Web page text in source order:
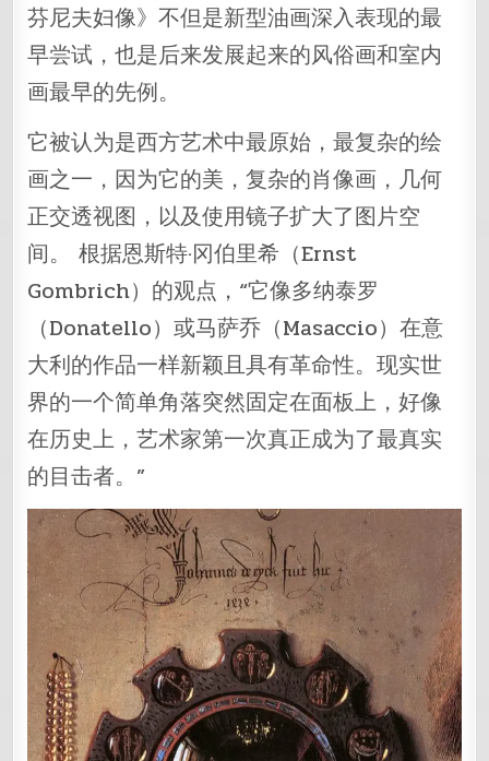
芬尼夫妇像》不但是新型油画深入表现的最
早尝试，也是后来发展起来的风俗画和室内
画最早的先例。
它被认为是西方艺术中最原始，最复杂的绘
画之一，因为它的美，复杂的肖像画，几何
正交透视图，以及使用镜子扩大了图片空
间。 根据恩斯特·冈伯里希（Ernst
Gombrich）的观点，“它像多纳泰罗
（Donatello）或马萨乔（Masaccio）在意
大利的作品一样新颖且具有革命性。现实世
界的一个简单角落突然固定在面板上，好像
在历史上，艺术家第一次真正成为了最真实
的目击者。”